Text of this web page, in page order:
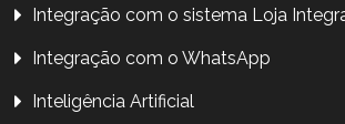
Integração com o sistema Loja
Integração com o WhatsApp
Inteligência Artificial